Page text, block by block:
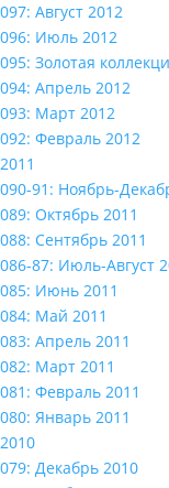
097: Август 2012
096: Июль 2012
095: Золотая
094: Апрель 2012
093: Март 2012
092: Февраль 2012
2011
090-91: Ноябрь-
089: Октябрь 2011
088: Сентябрь 2011
086-87: Июль-Август
085: Июнь 2011
084: Май 2011
083: Апрель 2011
082: Март 2011
081: Февраль 2011
080: Январь 2011
2010
079: Декабрь 2010